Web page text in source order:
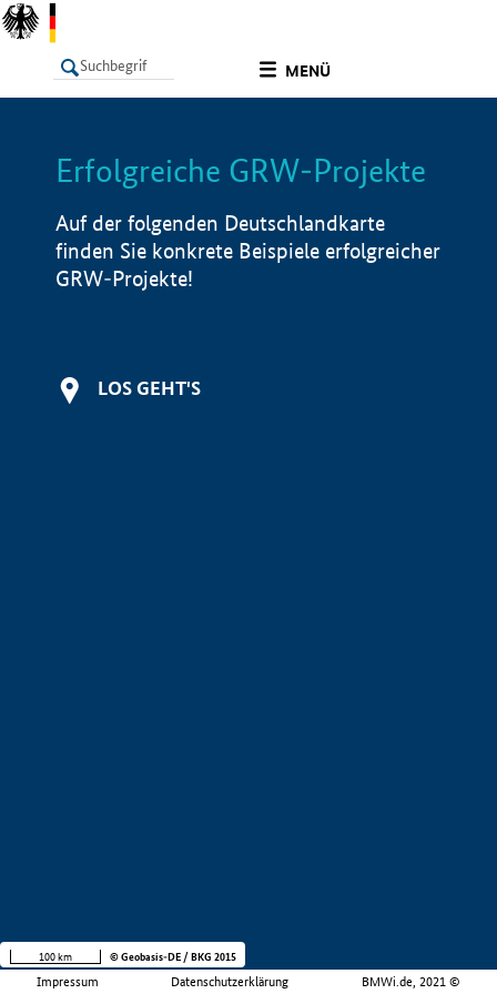
MENÜ
LISTE Info
Erfolgreiche GRW-Projekte
Auf der folgenden Deutschlandkarte
finden Sie konkrete Beispiele erfolgreicher
GRW-Projekte!
LOS GEHT'S
Impressum Datenschutzerklärung BMWi.de, 2021 ©
100 km © Geobasis-DE / BKG 2015